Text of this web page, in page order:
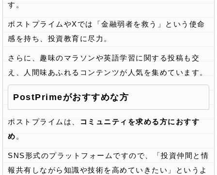
す。
ポストプライムやXでは「金融弱者を救う」という使命
感を持ち、投資教育に尽力。
さらに、趣味のマラソンや英語学習に関する投稿も交
え、人間味あふれるコンテンツが人気を集めています。
PostPrimeがおすすめな方
ポストプライムは、
コミュニティを求める方におすす
め 。
SNS形式のプラットフォームですので、「投資仲間と情
報共有しながら知識や技術を高めていきたい」というよ